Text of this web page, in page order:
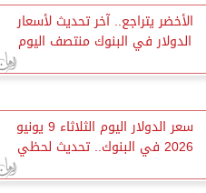
الأخضر يتراجع.. آخر تحديث لأسعار
الدولار في البنوك منتصف اليوم
سعر الدولار اليوم الثلاثاء 9 يونيو
2026 في البنوك.. تحديث لحظي